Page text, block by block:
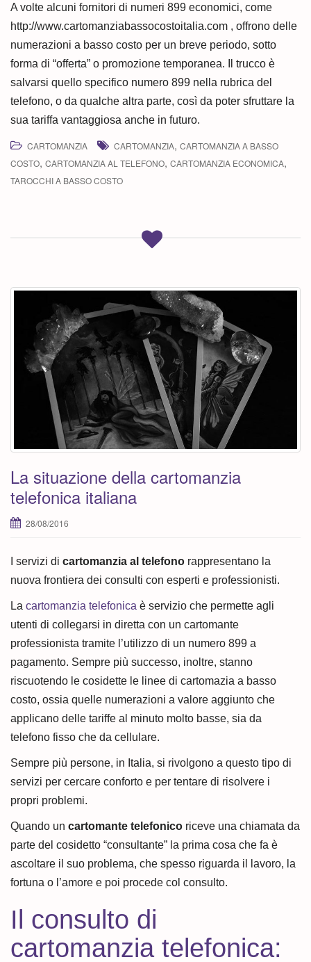
A volte alcuni fornitori di numeri 899 economici, come
http://www.cartomanziabassocostoitalia.com , offrono delle
numerazioni a basso costo per un breve periodo, sotto
forma di “offerta” o promozione temporanea. Il trucco è
salvarsi quello specifico numero 899 nella rubrica del
telefono, o da qualche altra parte, così da poter sfruttare la
sua tariffa vantaggiosa anche in futuro.
CARTOMANZIA CARTOMANZIA, CARTOMANZIA A BASSO
COSTO, CARTOMANZIA AL TELEFONO, CARTOMANZIA ECONOMICA,
TAROCCHI A BASSO COSTO
La situazione della cartomanzia
telefonica italiana
28/08/2016
I servizi di cartomanzia al telefono rappresentano la
nuova frontiera dei consulti con esperti e professionisti.
La cartomanzia telefonica è servizio che permette agli
utenti di collegarsi in diretta con un cartomante
professionista tramite l’utilizzo di un numero 899 a
pagamento. Sempre più successo, inoltre, stanno
riscuotendo le cosidette le linee di cartomazia a basso
costo, ossia quelle numerazioni a valore aggiunto che
applicano delle tariffe al minuto molto basse, sia da
telefono fisso che da cellulare.
Sempre più persone, in Italia, si rivolgono a questo tipo di
servizi per cercare conforto e per tentare di risolvere i
propri problemi.
Quando un cartomante telefonico riceve una chiamata da
parte del cosidetto “consultante” la prima cosa che fa è
ascoltare il suo problema, che spesso riguarda il lavoro, la
fortuna o l’amore e poi procede col consulto.
Il consulto di
cartomanzia telefonica: